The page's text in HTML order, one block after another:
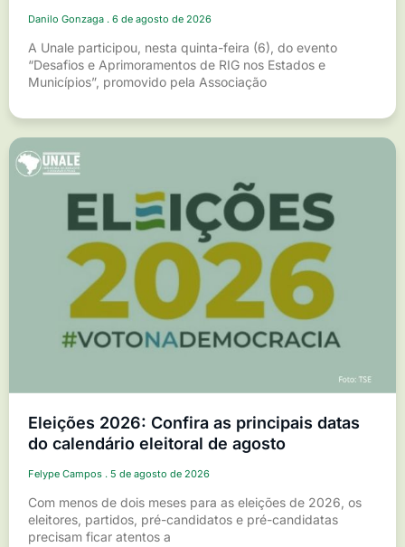
Danilo Gonzaga 6 de agosto de 2026
A Unale participou, nesta quinta-feira (6), do evento
“Desafios e Aprimoramentos de RIG nos Estados e
Municípios”, promovido pela Associação
Eleições 2026: Confira as principais datas
do calendário eleitoral de agosto
Felype Campos 5 de agosto de 2026
Com menos de dois meses para as eleições de 2026, os
eleitores, partidos, pré-candidatos e pré-candidatas
precisam ficar atentos a